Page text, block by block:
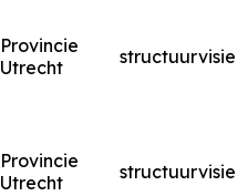
Provincie
Utrecht
structuurvisie
Provincie
Utrecht
structuurvisie